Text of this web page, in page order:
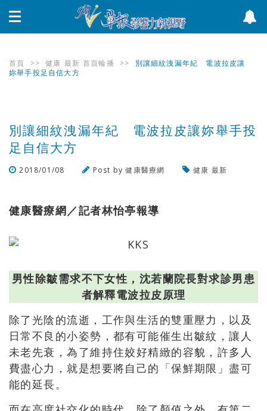
首頁 >> 健康 最新 首頁輪播 >>
別讓細紋洩漏年紀 電波拉皮讓
妳舉手投足自信大方
別讓細紋洩漏年紀 電波拉皮讓妳舉手投
足自信大方
2018/01/08 Post by健康醫療網 健康 最新
健康醫療網／記者林怡亭報導
男性除皺需求不下女性，沈若蘭院長對求診男患
者解釋電波拉皮原理
除了光陰的流逝，工作與生活的雙重壓力，以及
日常不良的小姿勢，都有可能催生出皺紋，讓人
未老先衰，為了維持住姣好精緻的容貌，許多人
費盡心力，就是想要將自己的「保鮮期限」盡可
能的延長。